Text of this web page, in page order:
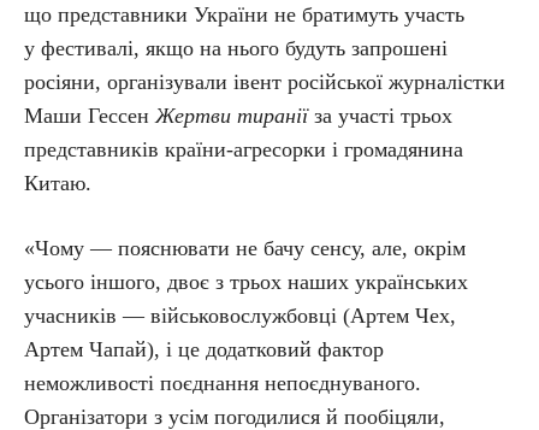
що представники України не братимуть участь
у фестивалі, якщо на нього будуть запрошені
росіяни, організували івент російської журналістки
Маши ГессенЖертви тираніїза участі трьох
представників країни-агресорки і громадянина
Китаю.
«Чому — пояснювати не бачу сенсу, але, окрім
усього іншого, двоє з трьох наших українських
учасників — військовослужбовці (Артем Чех,
Артем Чапай), і це додатковий фактор
неможливості поєднання непоєднуваного.
Організатори з усім погодилися й пообіцяли,